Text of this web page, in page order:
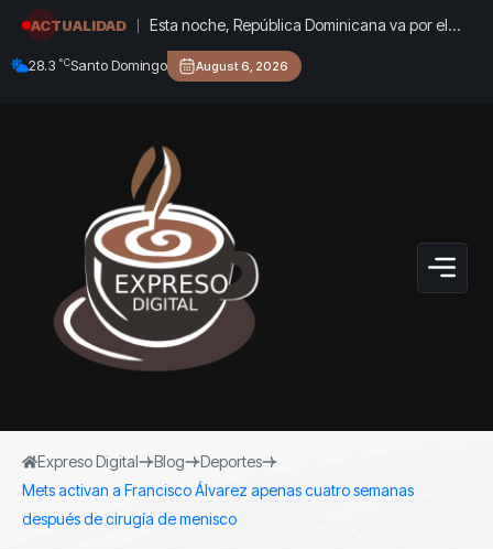
ACTUALIDAD
Esta noche, República Dominicana va por el
oro: Marileidy y Anabel, en vivo por Acento
28.3 °CSanto Domingo August 6, 2026
Expreso Digital Blog
Deportes
Mets activan a Francisco Álvarez apenas cuatro semanas
después de cirugía de menisco